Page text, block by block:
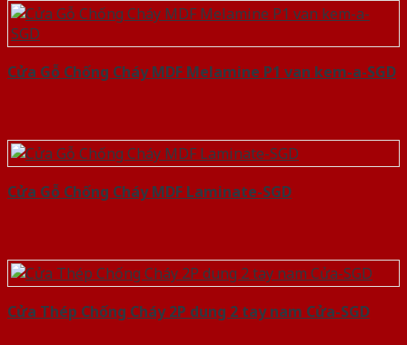
Cửa Gỗ Chống Cháy MDF Melamine P1 van kem-a-SGD
Cửa Gỗ Chống Cháy MDF Laminate-SGD
Cửa Thép Chống Cháy 2P dung 2 tay nam Cửa-SGD